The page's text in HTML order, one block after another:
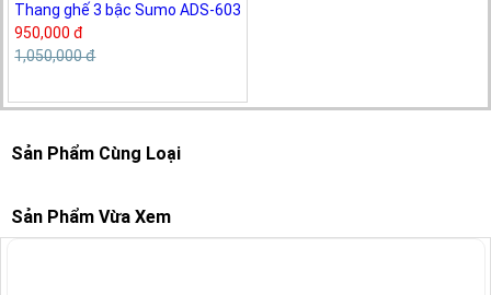
Thang ghế 3 bậc Sumo ADS-603
950,000 đ
1,050,000 đ
Sản Phẩm Cùng Loại
Sản Phẩm Vừa Xem